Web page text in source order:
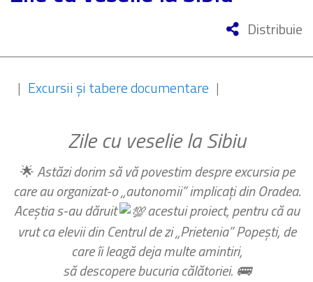
Distribuie
| Excursii și tabere documentare |
Zile cu veselie la Sibiu
🌟Astăzi dorim să vă povestim despre excursia pe
care au organizat-o „autonomii” implicați din Oradea.
Aceștia s-au dăruit
acestui proiect, pentru că au
vrut ca elevii din Centrul de zi „Prietenia” Popești, de
care îi leagă deja multe amintiri,
să descopere bucuria călătoriei. 🚌